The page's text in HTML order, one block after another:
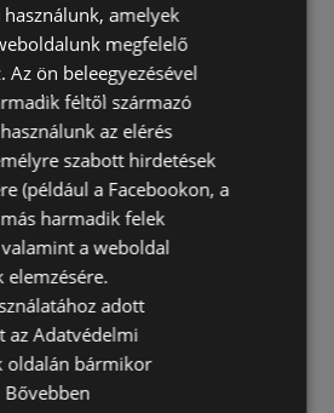
újságjai
újságjai
akciós újságjai
Kft. aktuális akciós újságjai
akciós újságjai
Sopron-Fertődi
használunk, amelyek
megfelelő
Az ön beleegyezésével
féltől származó
az elérés
szabott hirdetések
(például a Facebookon, a
harmadik felek
a weboldal
elemzésére.
adott
az Adatvédelmi
oldalán bármikor
Bővebben